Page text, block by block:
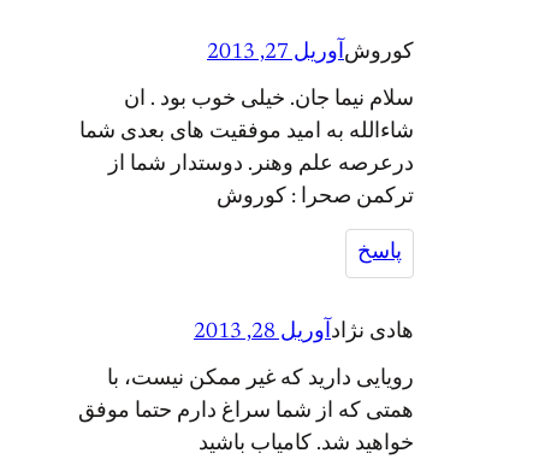
کوروشآوریل 27, 2013
سلام نیما جان. خیلی خوب بود . ان
شاءالله به امید موفقیت های بعدی شما
درعرصه علم وهنر. دوستدار شما از
ترکمن صحرا : کوروش
پاسخ
هادی نژادآوریل 28, 2013
رویایی دارید که غیر ممکن نیست، با
همتی که از شما سراغ دارم حتما موفق
خواهید شد. کامیاب باشید